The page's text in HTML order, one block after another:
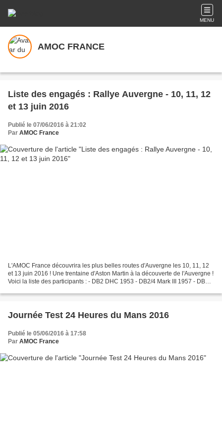
MENU
AMOC FRANCE
Liste des engagés : Rallye Auvergne - 10, 11, 12
et 13 juin 2016
Publié le 07/06/2016 à 21:02
Par AMOC France
L'AMOC France découvrira les plus belles routes d'Auvergne les 10, 11, 12
et 13 juin 2016 ! Une trentaine d'Aston Martin à la découverte de l'Auvergne !
Voici la liste des participants : - DB2 DHC 1953 - DB2/4 Mark III 1957 - DB4
Journée Test 24 Heures du Mans 2016
Publié le 05/06/2016 à 17:58
Par AMOC France